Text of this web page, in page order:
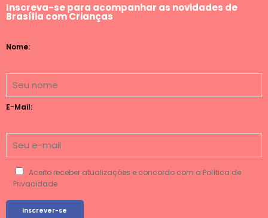
Inscreva-se para acompanhar as novidades de
Brasília com Crianças
Nome:
E-Mail:
Aceito receber atualizações e concordo com a Política de
Privacidade.